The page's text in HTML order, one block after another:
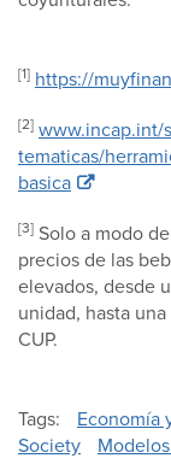
[1] https://
[2] www.incap.int/
tematicas/
basica
[3] Solo a modo
precios de las
elevados, desde
unidad, hasta
CUP.
Tags
Economía
Society